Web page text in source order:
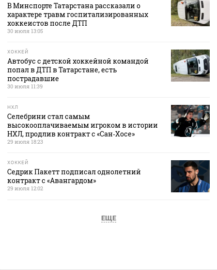
В Минспорте Татарстана рассказали о
характере травм госпитализированных
хоккеистов после ДТП
30 июля 13:05
ХОККЕЙ
Автобус с детской хоккейной командой
попал в ДТП в Татарстане, есть
пострадавшие
30 июля 11:39
НХЛ
Селебрини стал самым
высокооплачиваемым игроком в истории
НХЛ, продлив контракт с «Сан‑Хосе»
29 июля 18:23
ХОККЕЙ
Седрик Пакетт подписал однолетний
контракт с «Авангардом»
29 июля 12:02
ЕЩЕ